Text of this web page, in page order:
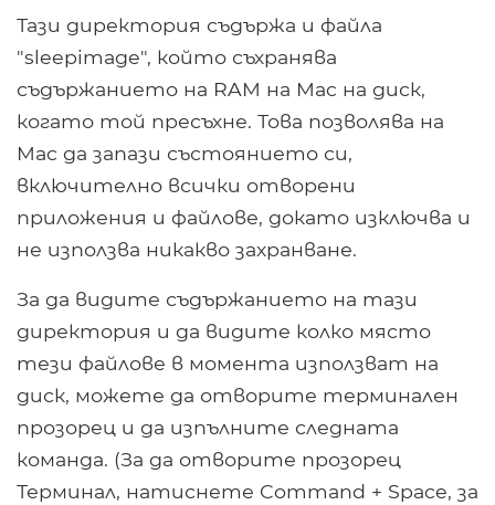
Тази директория съдържа и файла
"sleepimage", който съхранява
съдържанието на RAM на Mac на диск,
когато той пресъхне. Това позволява на
Mac да запази състоянието си,
включително всички отворени
приложения и файлове, докато изключва и
не използва никакво захранване.
За да видите съдържанието на тази
директория и да видите колко място
тези файлове в момента използват на
диск, можете да отворите терминален
прозорец и да изпълните следната
команда. (За да отворите прозорец
Терминал, натиснете Command + Space, за